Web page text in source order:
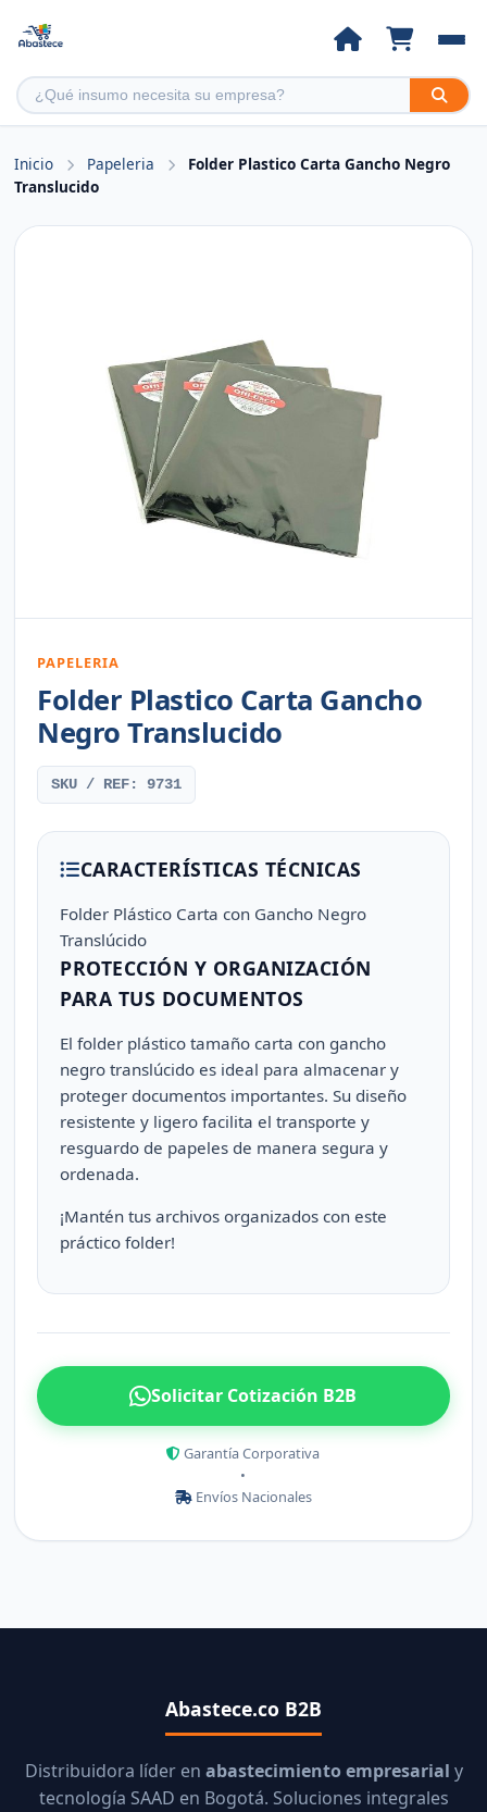
Inicio Papeleria
Folder Plastico Carta Gancho Negro
Translucido
PAPELERIA
Folder Plastico Carta Gancho
Negro Translucido
SKU / REF: 9731
CARACTERÍSTICAS TÉCNICAS
Folder Plástico Carta con Gancho Negro
Translúcido
PROTECCIÓN Y ORGANIZACIÓN
PARA TUS DOCUMENTOS
El folder plástico tamaño carta con gancho
negro translúcido es ideal para almacenar y
proteger documentos importantes. Su diseño
resistente y ligero facilita el transporte y
resguardo de papeles de manera segura y
ordenada.
¡Mantén tus archivos organizados con este
práctico folder!
Solicitar Cotización B2B
Garantía Corporativa
•
Envíos Nacionales
Abastece.co B2B
Distribuidora líder en abastecimiento empresarial y
tecnología SAAD en Bogotá. Soluciones integrales